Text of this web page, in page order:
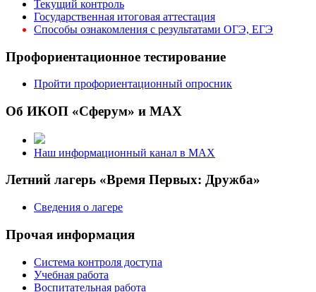
Текущий контроль
Государственная итоговая аттестация
Способы ознакомления с результатами ОГЭ, ЕГЭ
Профориентационное тестирование
Пройти профориентационный опросник
Об ИКОП «Сферум» и MAX
Наш информационный канал в MAX
Летний лагерь «Время Первых: Дружба»
Сведения о лагере
Прочая информация
Система контроля доступа
Учебная работа
Воспитательная работа